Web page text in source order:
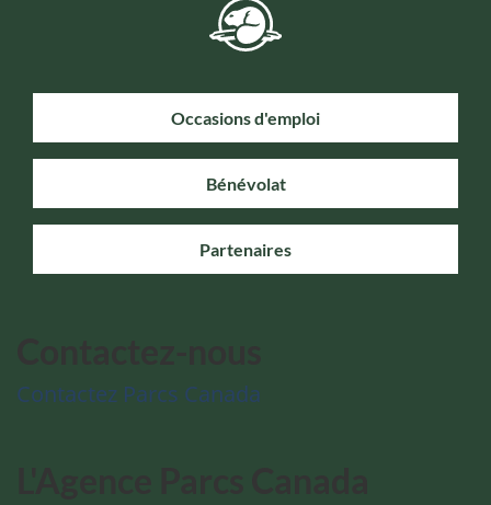
Occasions d'emploi
Bénévolat
Partenaires
Contactez Parcs Canada